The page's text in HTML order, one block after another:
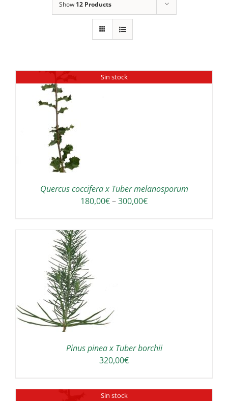
Show 12 Products
Sin stock
Quercus coccifera x Tuber melanosporum
180,00€–300,00€Interval
Pinus pinea x Tuber borchii
320,00€
Sin stock